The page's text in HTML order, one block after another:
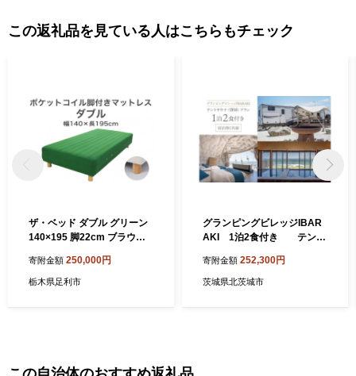
この返礼品を見ている人はこちらもチェック
ザ・ベッド ダブル グリーン
140×195 脚22cm ブラウン
寄附金額 250,000円
栃木県足利市
グランピングビレッジIBAR
AKI 1泊2食付き テント
103)
寄附金額 252,300円
茨城県北茨城市